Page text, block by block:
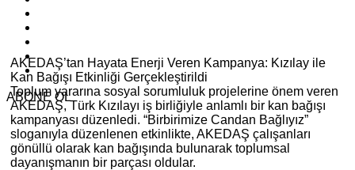
ABONE OL
AKEDAŞ’tan Hayata Enerji Veren Kampanya: Kızılay ile
Kan Bağışı Etkinliği Gerçekleştirildi
Toplum yararına sosyal sorumluluk projelerine önem veren
AKEDAŞ, Türk Kızılayı iş birliğiyle anlamlı bir kan bağışı
kampanyası düzenledi. “Birbirimize Candan Bağlıyız”
sloganıyla düzenlenen etkinlikte, AKEDAŞ çalışanları
gönüllü olarak kan bağışında bulunarak toplumsal
dayanışmanın bir parçası oldular.